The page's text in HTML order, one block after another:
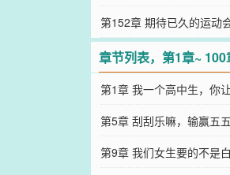
第152章 期待已久的运动
章节列表，第1章~
第1章 我一个高中生，你
第5章 刮刮乐嘛，输赢五
第9章 我们女生要的不是